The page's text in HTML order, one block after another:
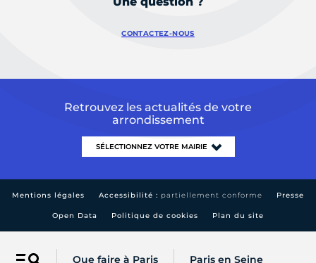
Que faire à Paris Paris en Seine
CONTACTEZ-NOUS
Retrouvez les actualités de votre
arrondissement
Mentions légales Accessibilité : partiellement conforme Presse
Open Data Politique de cookies Plan du site